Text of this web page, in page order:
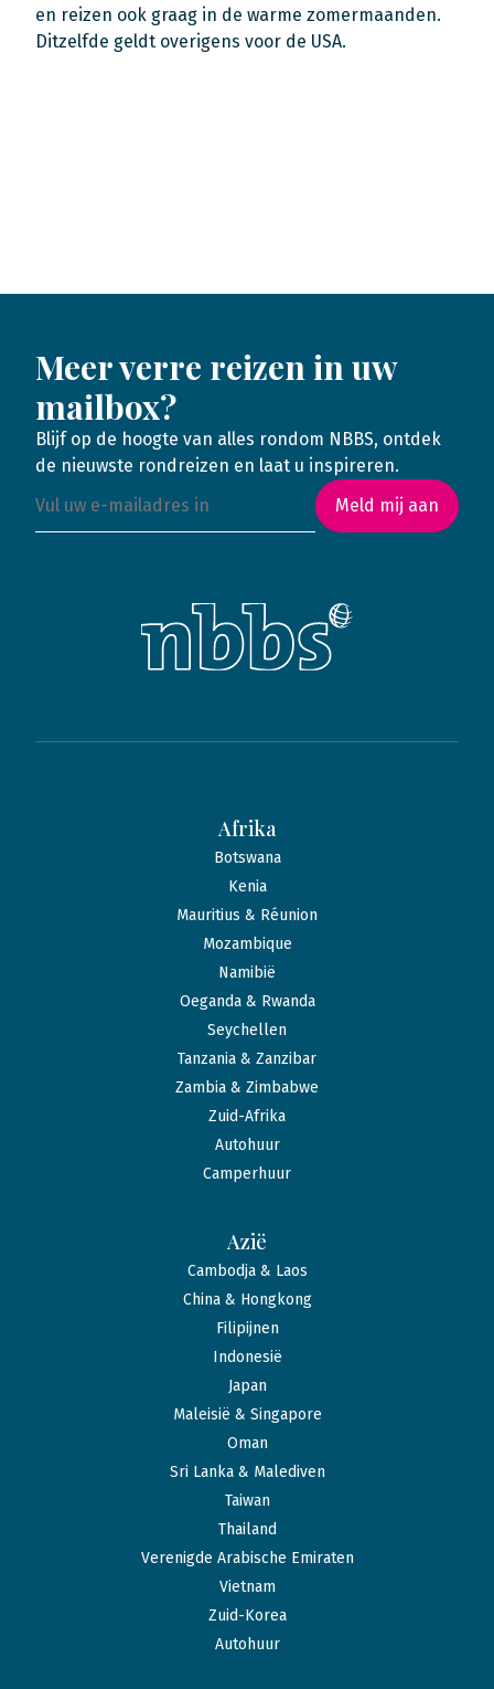
en reizen ook graag in de warme zomermaanden.
Ditzelfde geldt overigens voor de USA.
Meer verre reizen in uw
mailbox?
Blijf op de hoogte van alles rondom NBBS, ontdek
de nieuwste rondreizen en laat u inspireren.
Meld mij aan
Afrika
Botswana
Kenia
Mauritius & Réunion
Mozambique
Namibië
Oeganda & Rwanda
Seychellen
Tanzania & Zanzibar
Zambia & Zimbabwe
Zuid-Afrika
Autohuur
Camperhuur
Azië
Cambodja & Laos
China & Hongkong
Filipijnen
Indonesië
Japan
Maleisië & Singapore
Oman
Sri Lanka & Malediven
Taiwan
Thailand
Verenigde Arabische Emiraten
Vietnam
Zuid-Korea
Autohuur